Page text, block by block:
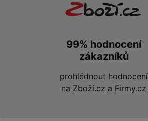
99% hodnocení
zákazníků
prohlédnout hodnocení
na Zboží.cz a Firmy.cz